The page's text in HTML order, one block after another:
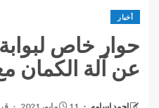
أخبار
حوار خاص
عن آلة الكمان